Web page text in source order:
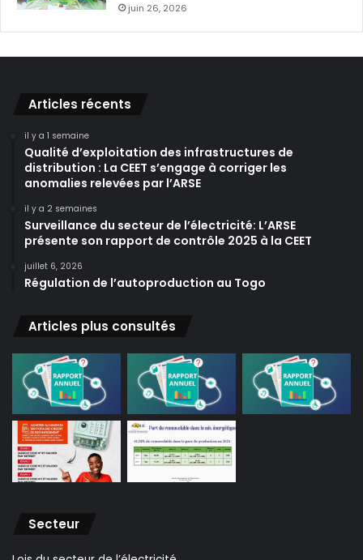
juin 26, 2026
Articles récents
il y a 1 semaine
Qualité d’exploitation des infrastructures de
distribution : La CEET s’engage à corriger les
anomalies relevées par l’ARSE
il y a 2 semaines
Surveillance du secteur de l’électricité: L’ARSE
présente son rapport de contrôle 2025 à la CEET
juillet 6, 2026
Régulation de l’autoproduction au Togo
Articles plus consultés
Secteur